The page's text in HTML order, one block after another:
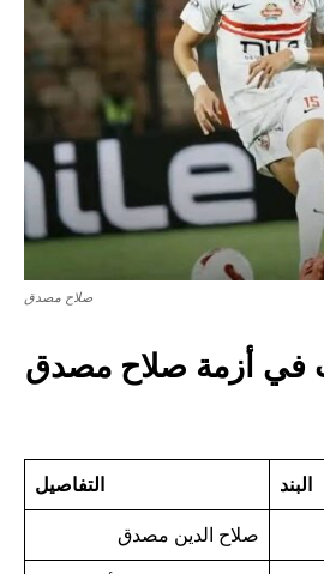
صلاح مصدق
في أزمة صلاح مصدق
البند التفاصيل
صلاح الدين مصدق